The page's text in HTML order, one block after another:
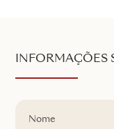
INFORMAÇÕES